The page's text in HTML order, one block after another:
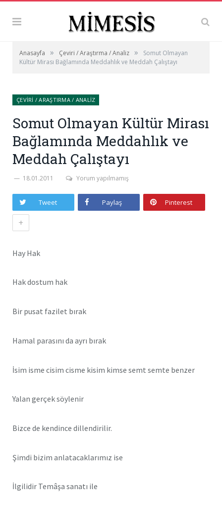
Anasayfa » Çeviri / Araştırma / Analiz »
Somut Olmayan
Kültür Mirası Bağlamında Meddahlık ve Meddah Çalıştayı
ÇEVIRI / ARAŞTIRMA / ANALIZ
Somut Olmayan Kültür Mirası
Bağlamında Meddahlık ve
Meddah Çalıştayı
18.01.2011 Yorum yapılmamış
Tweet Paylaş Pinterest
+
Hay Hak
Hak dostum hak
Bir pusat fazilet bırak
Hamal parasını da ayrı bırak
İsim isme cisim cisme kisim kimse semt semte benzer
Yalan gerçek söylenir
Bizce de kendince dillendirilir.
Şimdi bizim anlatacaklarımız ise
İlgilidir Temâşa sanatı ile